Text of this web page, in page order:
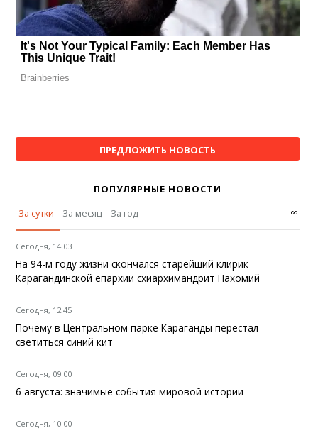
ПРЕДЛОЖИТЬ НОВОСТЬ
ПОПУЛЯРНЫЕ НОВОСТИ
За сутки
За месяц За год ∞
Сегодня, 14:03
На 94-м году жизни скончался старейший клирик
Карагандинской епархии схиархимандрит Пахомий
Сегодня, 12:45
Почему в Центральном парке Караганды перестал
светиться синий кит
Сегодня, 09:00
6 августа: значимые события мировой истории
Сегодня, 10:00